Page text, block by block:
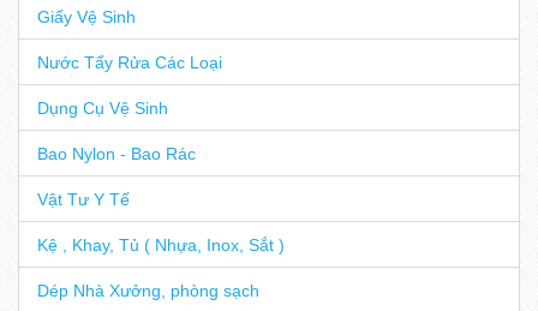
Giấy Vệ Sinh
Nước Tẩy Rửa Các Loại
Dụng Cụ Vệ Sinh
Bao Nylon - Bao Rác
Vật Tư Y Tế
Kệ , Khay, Tủ ( Nhựa, Inox, Sắt )
Dép Nhà Xưởng, phòng sạch